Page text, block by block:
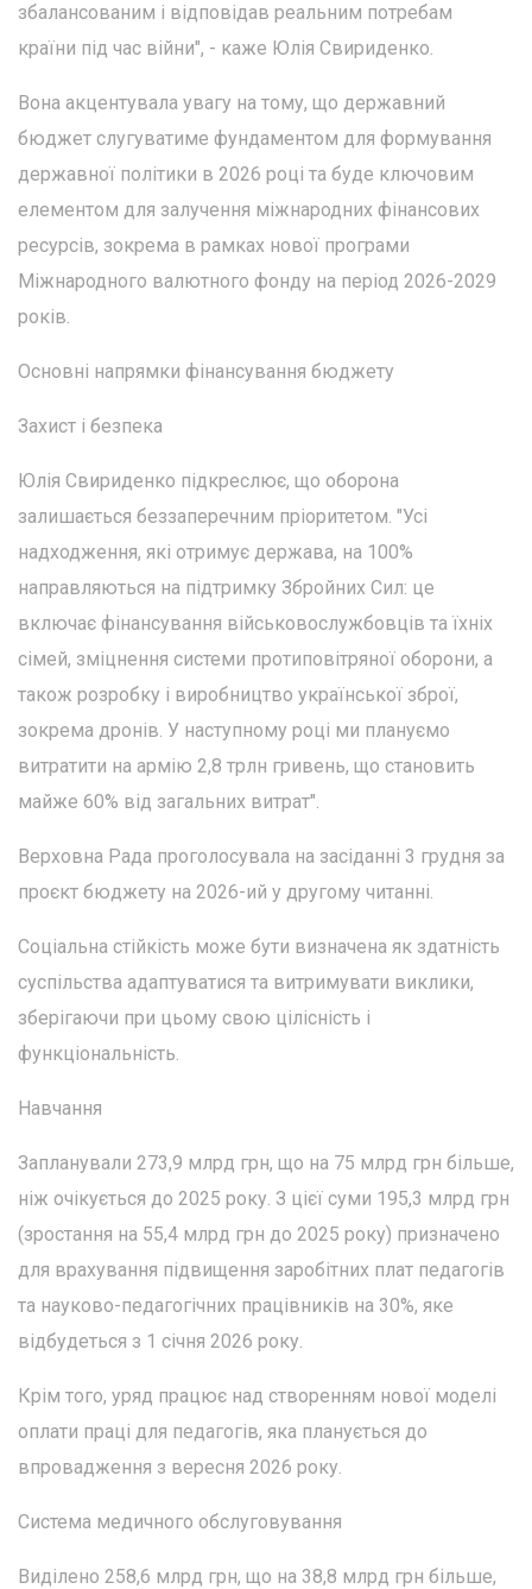
збалансованим і відповідав реальним потребам
країни під час війни", - каже Юлія Свириденко.
Вона акцентувала увагу на тому, що державний
бюджет слугуватиме фундаментом для формування
державної політики в 2026 році та буде ключовим
елементом для залучення міжнародних фінансових
ресурсів, зокрема в рамках нової програми
Міжнародного валютного фонду на період 2026-2029
років.
Основні напрямки фінансування бюджету
Захист і безпека
Юлія Свириденко підкреслює, що оборона
залишається беззаперечним пріоритетом. "Усі
надходження, які отримує держава, на 100%
направляються на підтримку Збройних Сил: це
включає фінансування військовослужбовців та їхніх
сімей, зміцнення системи протиповітряної оборони, а
також розробку і виробництво української зброї,
зокрема дронів. У наступному році ми плануємо
витратити на армію 2,8 трлн гривень, що становить
майже 60% від загальних витрат".
Верховна Рада проголосувала на засіданні 3 грудня за
проєкт бюджету на 2026-ий у другому читанні.
Соціальна стійкість може бути визначена як здатність
суспільства адаптуватися та витримувати виклики,
зберігаючи при цьому свою цілісність і
функціональність.
Навчання
Запланували 273,9 млрд грн, що на 75 млрд грн більше,
ніж очікується до 2025 року. З цієї суми 195,3 млрд грн
(зростання на 55,4 млрд грн до 2025 року) призначено
для врахування підвищення заробітних плат педагогів
та науково-педагогічних працівників на 30%, яке
відбудеться з 1 січня 2026 року.
Крім того, уряд працює над створенням нової моделі
оплати праці для педагогів, яка планується до
впровадження з вересня 2026 року.
Система медичного обслуговування
Виділено 258,6 млрд грн, що на 38,8 млрд грн більше,